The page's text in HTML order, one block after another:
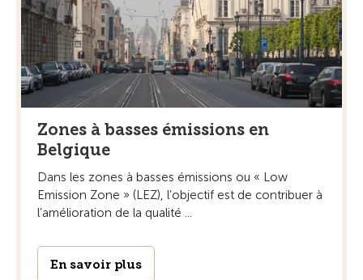
Zones à basses émissions en
Belgique
Dans les zones à basses émissions ou « Low
Emission Zone » (LEZ), l’objectif est de contribuer à
l’amélioration de la qualité ...
En savoir plus